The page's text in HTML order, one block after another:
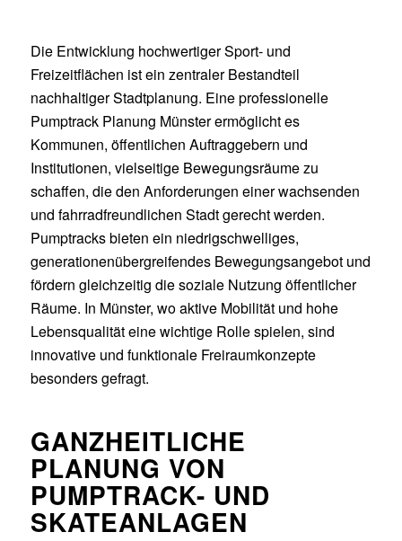
Die Entwicklung hochwertiger Sport- und
Freizeitflächen ist ein zentraler Bestandteil
nachhaltiger Stadtplanung. Eine professionelle
Pumptrack Planung Münster ermöglicht es
Kommunen, öffentlichen Auftraggebern und
Institutionen, vielseitige Bewegungsräume zu
schaffen, die den Anforderungen einer wachsenden
und fahrradfreundlichen Stadt gerecht werden.
Pumptracks bieten ein niedrigschwelliges,
generationenübergreifendes Bewegungsangebot und
fördern gleichzeitig die soziale Nutzung öffentlicher
Räume. In Münster, wo aktive Mobilität und hohe
Lebensqualität eine wichtige Rolle spielen, sind
innovative und funktionale Freiraumkonzepte
besonders gefragt.
GANZHEITLICHE
PLANUNG VON
PUMPTRACK- UND
SKATEANLAGEN